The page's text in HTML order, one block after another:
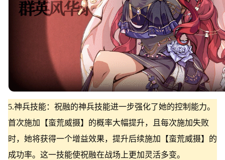
5.神兵技能：祝融的神兵技能进一步强化了她的控制能力。
首次施加【蛮荒威摄】的概率大幅提升，且每次施加失败
时，她将获得一个增益效果，提升后续施加【蛮荒威摄】的
成功率。这一技能使祝融在战场上更加灵活多变。